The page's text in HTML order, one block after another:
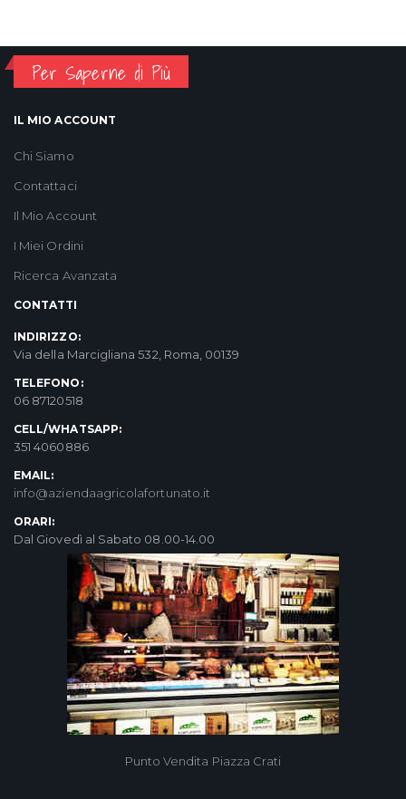
Per Saperne di Più
IL MIO ACCOUNT
Chi Siamo
Contattaci
Il Mio Account
I Miei Ordini
Ricerca Avanzata
CONTATTI
INDIRIZZO:
Via della Marcigliana 532, Roma, 00139
TELEFONO:
06 87120518
CELL/WHATSAPP:
351 4060886
EMAIL:
info@aziendaagricolafortunato.it
ORARI:
Dal Giovedì al Sabato 08.00-14.00
Punto Vendita Piazza Crati